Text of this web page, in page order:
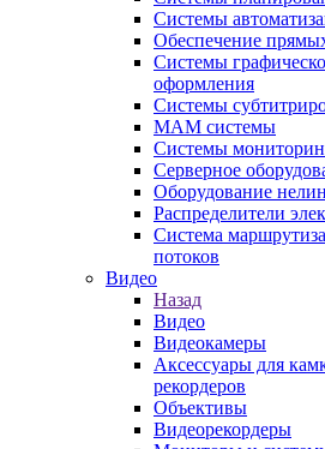
Системы
Обеспечение
Системы
оформления
Системы
MAM системы
Системы
Серверное
Оборудование
Распределители
Система
потоков
Видео
Назад
Видео
Видеокамеры
Аксессуары для
рекордеров
Объективы
Видеорекордеры